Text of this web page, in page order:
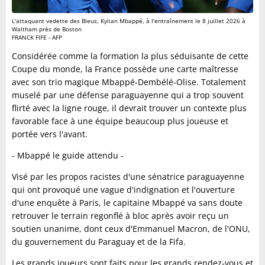
L'attaquant vedette des Bleus, Kylian Mbappé, à l'entraînement le 8 juillet 2026 à
Waltham près de Boston
FRANCK FIFE - AFP
Considérée comme la formation la plus séduisante de cette
Coupe du monde, la France possède une carte maîtresse
avec son trio magique Mbappé-Dembélé-Olise. Totalement
muselé par une défense paraguayenne qui a trop souvent
flirté avec la ligne rouge, il devrait trouver un contexte plus
favorable face à une équipe beaucoup plus joueuse et
portée vers l'avant.
- Mbappé le guide attendu -
Visé par les propos racistes d'une sénatrice paraguayenne
qui ont provoqué une vague d'indignation et l'ouverture
d'une enquête à Paris, le capitaine Mbappé va sans doute
retrouver le terrain regonflé à bloc après avoir reçu un
soutien unanime, dont ceux d'Emmanuel Macron, de l'ONU,
du gouvernement du Paraguay et de la Fifa.